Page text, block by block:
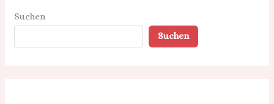
Suchen
Suchen